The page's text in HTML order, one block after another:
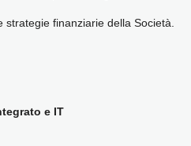
finanziarie della Società.
e IT